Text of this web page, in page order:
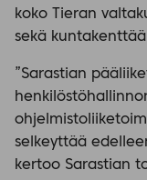
koko Tieran
sekä
”Sarastian
selkeyttää
kertoo Sarastian